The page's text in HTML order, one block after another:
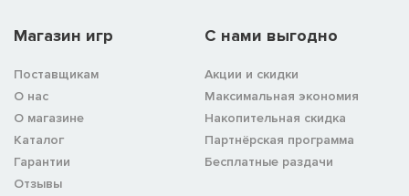
Магазин игр
Поставщикам
О нас
О магазине
Каталог
Гарантии
Отзывы
C нами выгодно
Акции и скидки
Максимальная экономия
Накопительная скидка
Партнёрская программа
Бесплатные раздачи